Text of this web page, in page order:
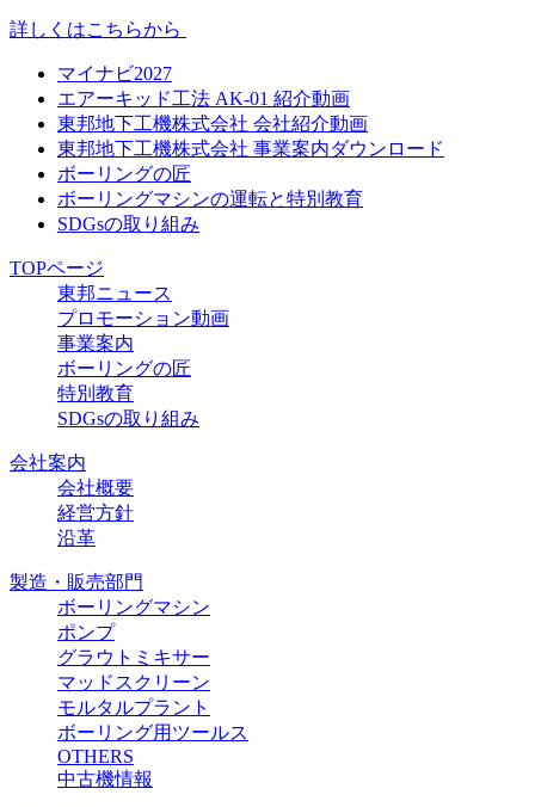
詳しくはこちらから
マイナビ2027
エアーキッド工法 AK-01 紹介動画
東邦地下工機株式会社 会社紹介動画
東邦地下工機株式会社 事業案内ダウンロード
ボーリングの匠
ボーリングマシンの運転と特別教育
SDGsの取り組み
TOPページ
東邦ニュース
プロモーション動画
事業案内
ボーリングの匠
特別教育
SDGsの取り組み
会社案内
会社概要
経営方針
沿革
製造・販売部門
ボーリングマシン
ポンプ
グラウトミキサー
マッドスクリーン
モルタルプラント
ボーリング用ツールス
OTHERS
中古機情報